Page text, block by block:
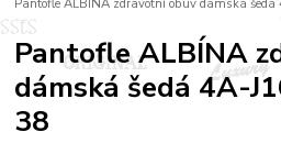
Pantofle ALBÍNA zdravotní obuv dámská
Pantofle ALBÍNA
dámská šedá 4A-
38